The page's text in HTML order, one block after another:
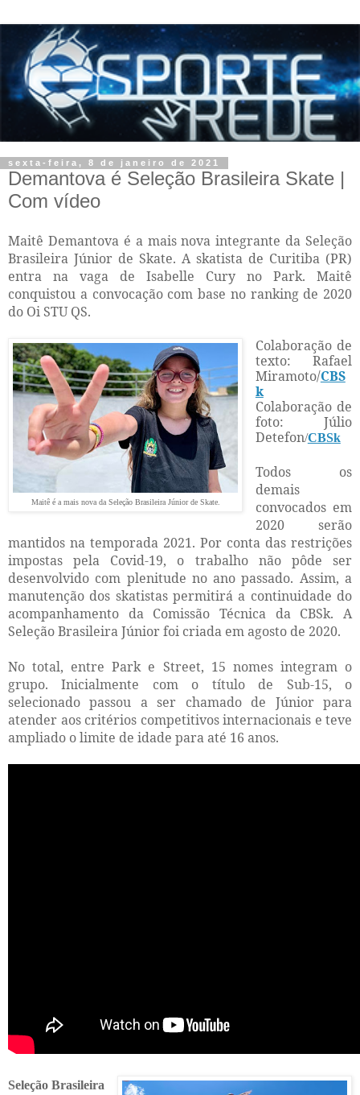
sexta-feira, 8 de janeiro de 2021
Demantova é Seleção Brasileira Skate |
Com vídeo
Maitê Demantova é a mais nova integrante da Seleção
Brasileira Júnior de Skate. A skatista de Curitiba (PR)
entra na vaga de Isabelle Cury no Park. Maitê
conquistou a convocação com base no ranking de 2020
do Oi STU QS.
Maitê é a mais nova da Seleção Brasileira Júnior de Skate.
Colaboração de
texto: Rafael
Miramoto/CBS
k
Colaboração de
foto: Júlio
Detefon/CBSk
Todos os
demais
convocados em
2020 serão
mantidos na temporada 2021. Por conta das restrições
impostas pela Covid-19, o trabalho não pôde ser
desenvolvido com plenitude no ano passado. Assim, a
manutenção dos skatistas permitirá a continuidade do
acompanhamento da Comissão Técnica da CBSk. A
Seleção Brasileira Júnior foi criada em agosto de 2020.
No total, entre Park e Street, 15 nomes integram o
grupo. Inicialmente com o título de Sub-15, o
selecionado passou a ser chamado de Júnior para
atender aos critérios competitivos internacionais e teve
ampliado o limite de idade para até 16 anos.
Seleção Brasileira